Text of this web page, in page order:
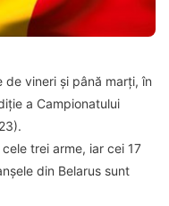
de vineri și până marți, în
a Campionatului
trei arme, iar cei 17
din Belarus sunt